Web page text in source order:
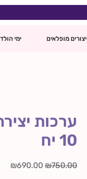
יצורים מופלאים ימי
ערכות
10 יח
₪750.00
המחיר
המקורי
₪690.00
כמות
יח